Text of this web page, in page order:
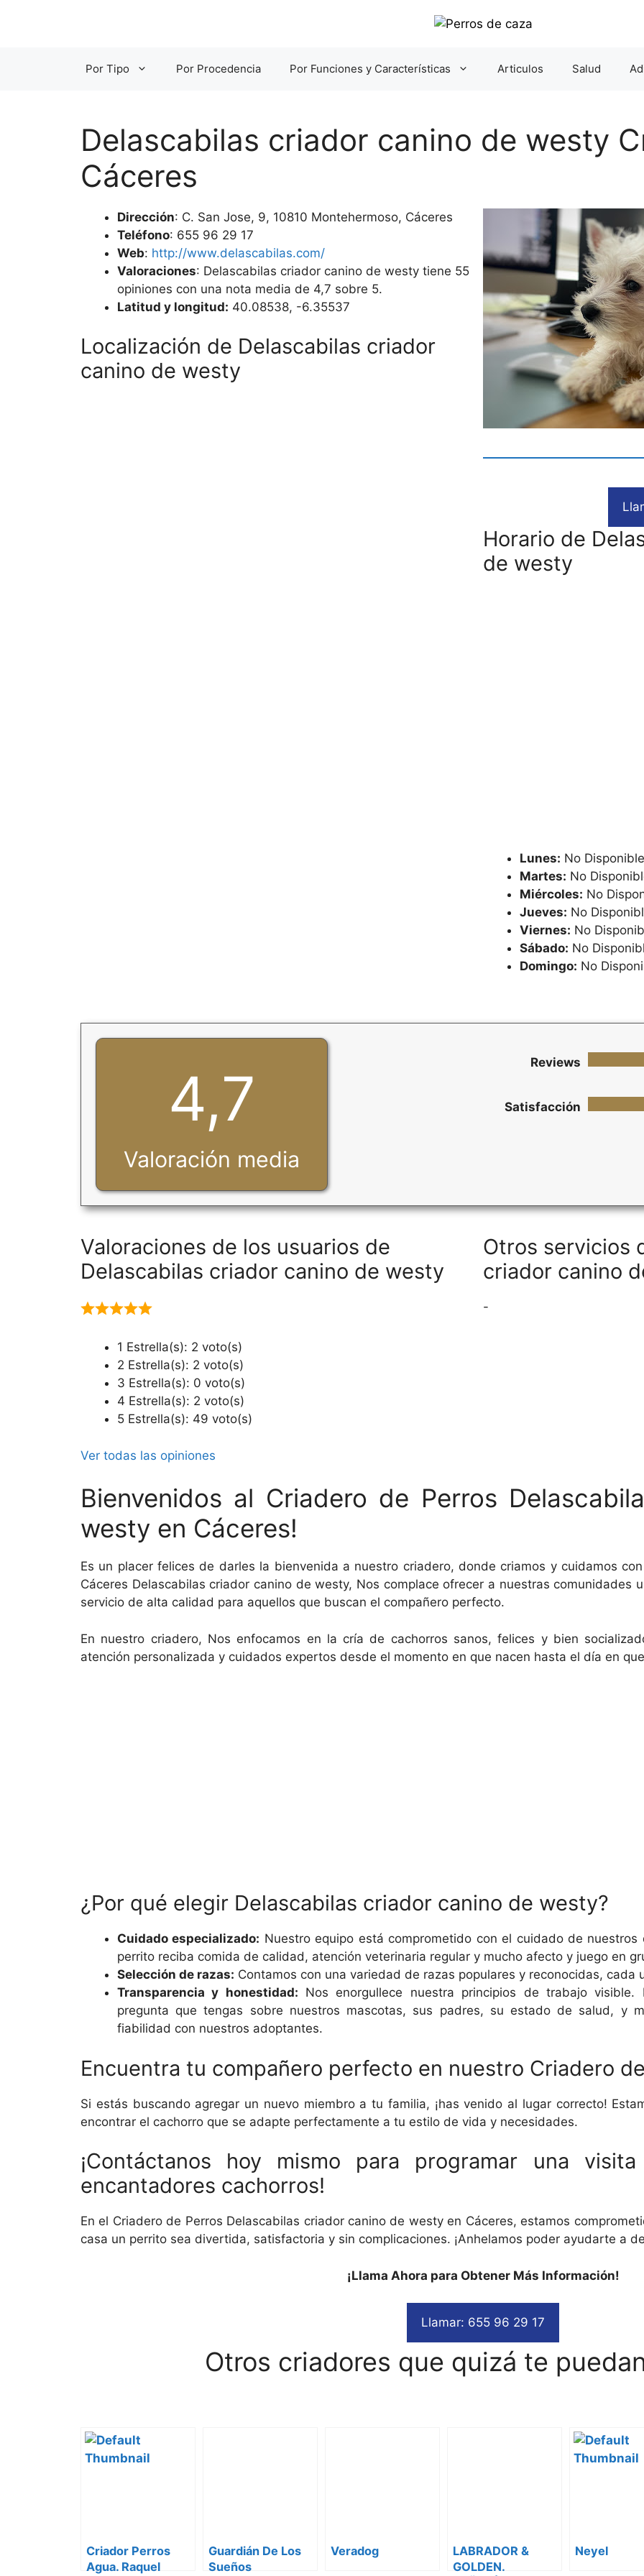
Por Tipo Por Procedencia Por Funciones y Características Articulos Salud
Delascabilas criador canino de westy
Cáceres
Dirección: C. San Jose, 9, 10810 Montehermoso, Cáceres
Teléfono: 655 96 29 17
Web: http://www.delascabilas.com/
Valoraciones: Delascabilas criador canino de westy tiene 55
opiniones con una nota media de 4,7 sobre 5.
Latitud y longitud: 40.08538, -6.35537
Localización de Delascabilas criador
canino de westy
Horario de
de westy
Lunes: No Disponible
Martes: No
Miércoles: No
Jueves: No
Viernes: No
Sábado: No
Domingo: No
4,7
Valoración media
Reviews
Satisfacción
Valoraciones de los usuarios de
Delascabilas criador canino de westy
1 Estrella(s): 2 voto(s)
2 Estrella(s): 2 voto(s)
3 Estrella(s): 0 voto(s)
4 Estrella(s): 2 voto(s)
5 Estrella(s): 49 voto(s)
Ver todas las opiniones
Otros servicios
criador canino
-
Bienvenidos al Criadero de Perros
westy en Cáceres!
Es un placer felices de darles la bienvenida a nuestro criadero, donde criamos y cuidamos
Cáceres Delascabilas criador canino de westy, Nos complace ofrecer a nuestras comunidades
servicio de alta calidad para aquellos que buscan el compañero perfecto.
En nuestro criadero, Nos enfocamos en la cría de cachorros sanos, felices y bien
atención personalizada y cuidados expertos desde el momento en que nacen hasta el día en
¿Por qué elegir Delascabilas criador canino de westy?
Cuidado especializado: Nuestro equipo está comprometido con el cuidado de
perrito reciba comida de calidad, atención veterinaria regular y mucho afecto y juego en
Selección de razas: Contamos con una variedad de razas populares y reconocidas, cada
Transparencia y honestidad: Nos enorgullece nuestra principios de trabajo visible.
pregunta que tengas sobre nuestros mascotas, sus padres, su estado de salud, y
fiabilidad con nuestros adoptantes.
Encuentra tu compañero perfecto en nuestro Criadero
Si estás buscando agregar un nuevo miembro a tu familia, ¡has venido al lugar correcto!
encontrar el cachorro que se adapte perfectamente a tu estilo de vida y necesidades.
¡Contáctanos hoy mismo para programar una
encantadores cachorros!
En el Criadero de Perros Delascabilas criador canino de westy en Cáceres, estamos
casa un perrito sea divertida, satisfactoria y sin complicaciones. ¡Anhelamos poder ayudarte a
¡Llama Ahora para Obtener Más Información!
Llamar: 655 96 29 17
Otros criadores que quizá te
Criador Perros
Agua. Raquel
Guardián De Los
Sueños
Veradog
LABRADOR &
GOLDEN.
Neyel